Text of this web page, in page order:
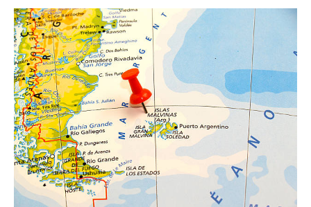
Y
LA
CAUSA
CONTINÚA